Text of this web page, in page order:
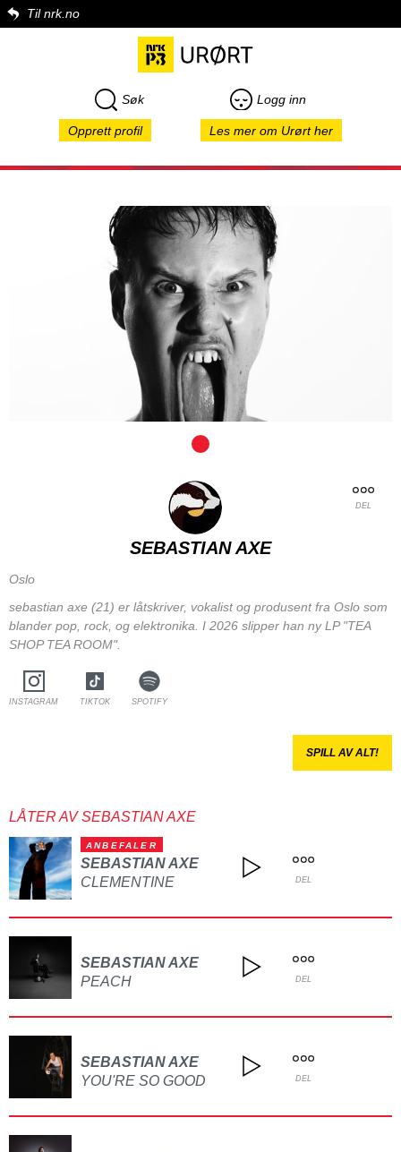
Til nrk.no
Søk Logg inn
Opprett profil Les mer om Urørt her
DEL
SEBASTIAN AXE
Oslo
sebastian axe (21) er låtskriver, vokalist og produsent fra Oslo som
blander pop, rock, og elektronika. I 2026 slipper han ny LP "TEA
SHOP TEA ROOM".
INSTAGRAM TIKTOK SPOTIFY
SPILL AV ALT!
LÅTER AV SEBASTIAN AXE
ANBEFALER
SEBASTIAN AXE
CLEMENTINE
DEL
SEBASTIAN AXE
PEACH
DEL
SEBASTIAN AXE
YOU'RE SO GOOD
DEL